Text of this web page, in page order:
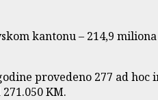
kantonu – 214,9
provedeno 277 ad
KM.